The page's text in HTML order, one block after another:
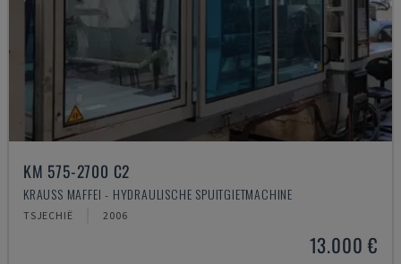
KM 575-2700 C2
KRAUSS MAFFEI - HYDRAULISCHE SPUITGIETMACHINE
TSJECHIË 2006
13.000 €